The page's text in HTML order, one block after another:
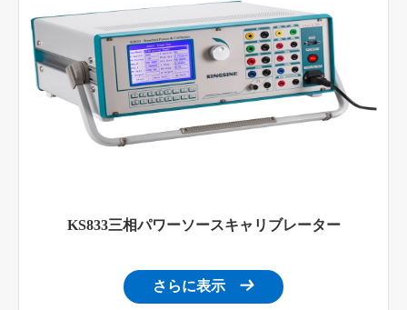
KS833三相パワーソースキャリブレーター
さらに表示 